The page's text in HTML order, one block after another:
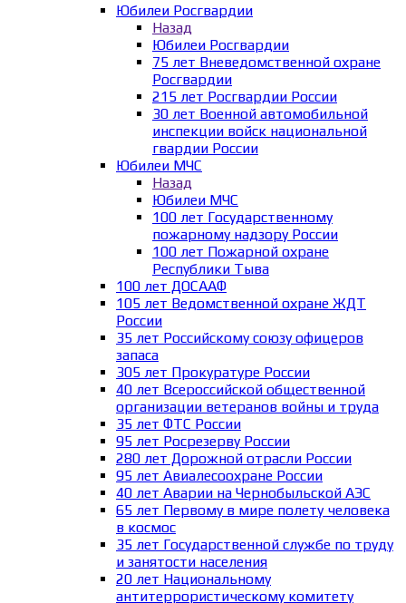
Юбилеи Росгвардии
Назад
Юбилеи Росгвардии
75 лет Вневедомственной охране
Росгвардии
215 лет Росгвардии России
30 лет Военной автомобильной
инспекции войск национальной
гвардии России
Юбилеи МЧС
Назад
Юбилеи МЧС
100 лет Государственному
пожарному надзору России
100 лет Пожарной охране
Республики Тыва
100 лет ДОСААФ
105 лет Ведомственной охране ЖДТ
России
35 лет Российскому союзу офицеров
запаса
305 лет Прокуратуре России
40 лет Всероссийской общественной
организации ветеранов войны и труда
35 лет ФТС России
95 лет Росрезерву России
280 лет Дорожной отрасли России
95 лет Авиалесоохране России
40 лет Аварии на Чернобыльской АЭС
65 лет Первому в мире полету человека
в космос
35 лет Государственной службе по труду
и занятости населения
20 лет Национальному
антитеррористическому комитету